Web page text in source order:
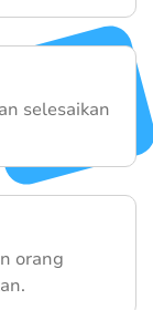
selesaikan
orang